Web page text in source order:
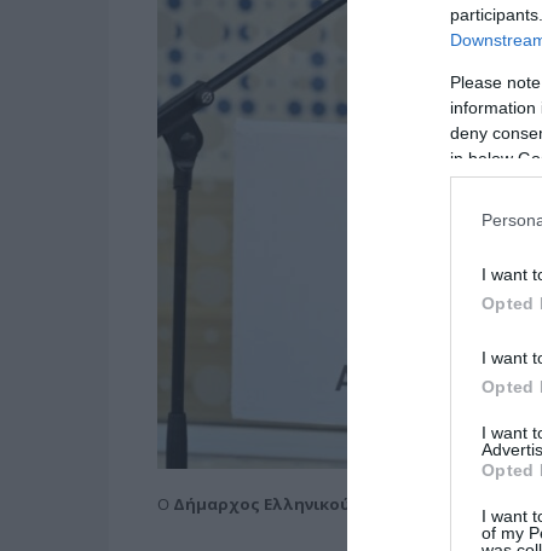
Please
information
deny
in below
I want
Opted
I want
Opted
I want
Opted
I want
of my
Ο Δήμαρχος Ελληνικού – Αργυρούπολης